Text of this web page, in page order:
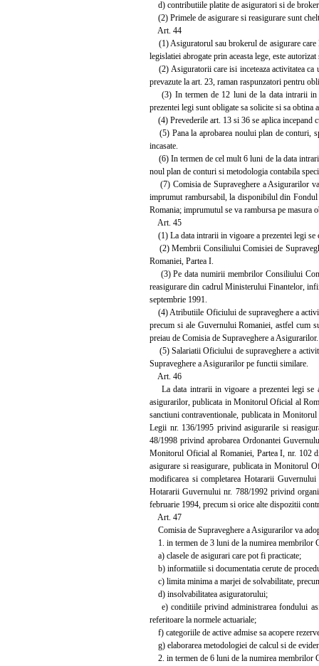
d) contributiile platite de asiguratori si de
(2) Primele de asigurare si reasigurare sunt
Art. 44
(1) Asiguratorul sau brokerul de asigurare care
legislatiei abrogate prin aceasta lege, este
(2) Asiguratorii care isi inceteaza activitatea ca
prevazute la art. 23, raman raspunzatori pentru
(3) In termen de 12 luni de la data intrarii in
prezentei legi sunt obligate sa solicite si sa
(4) Prevederile art. 13 si 36 se aplica incepand
(5) Pana la aprobarea noului plan de conturi,
incasate.
(6) In termen de cel mult 6 luni de la data
noul plan de conturi si metodologia contabila
(7) Comisia de Supraveghere a Asigurarilor
imprumut rambursabil, la disponibilul din
Romania; imprumutul se va rambursa pe
Art. 45
(1) La data intrarii in vigoare a prezentei legi se
(2) Membrii Consiliului Comisiei de
Romaniei, Partea I.
(3) Pe data numirii membrilor Consiliului
reasigurare din cadrul Ministerului Finantelor,
septembrie 1991.
(4) Atributiile Oficiului de supraveghere a
precum si ale Guvernului Romaniei, astfel cum
preiau de Comisia de Supraveghere a Asigurarilor.
(5) Salariatii Oficiului de supraveghere a
Supraveghere a Asigurarilor pe functii similare.
Art. 46
La data intrarii in vigoare a prezentei legi se
asigurarilor, publicata in Monitorul Oficial al
sanctiuni contraventionale, publicata in
Legii nr. 136/1995 privind asigurarile si
48/1998 privind aprobarea Ordonantei
Monitorul Oficial al Romaniei, Partea I, nr. 102
asigurare si reasigurare, publicata in Monitorul
modificarea si completarea Hotararii
Hotararii Guvernului nr. 788/1992 privind
februarie 1994, precum si orice alte dispozitii
Art. 47
Comisia de Supraveghere a Asigurarilor va
1. in termen de 3 luni de la numirea membrilor
a) clasele de asigurari care pot fi practicate;
b) informatiile si documentatia cerute de
c) limita minima a marjei de solvabilitate,
d) insolvabilitatea asiguratorului;
e) conditiile privind administrarea fondului
referitoare la normele actuariale;
f) categoriile de active admise sa acopere
g) elaborarea metodologiei de calcul si de
2. in termen de 6 luni de la numirea membrilor